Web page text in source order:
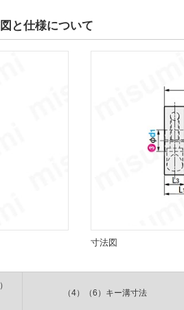
と仕様について
寸法図
（4）（6）キー溝寸法